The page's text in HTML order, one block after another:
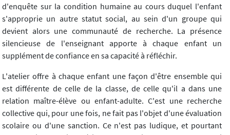
d'enquête sur la condition humaine au cours duquel l'enfant
s'approprie un autre statut social, au sein d'un groupe qui
devient alors une communauté de recherche. La présence
silencieuse de l'enseignant apporte à chaque enfant un
supplément de confiance en sa capacité à réfléchir.
L'atelier offre à chaque enfant une façon d'être ensemble qui
est différente de celle de la classe, de celle qu'il a dans une
relation maître-élève ou enfant-adulte. C'est une recherche
collective qui, pour une fois, ne fait pas l'objet d'une évaluation
scolaire ou d'une sanction. Ce n'est pas ludique, et pourtant